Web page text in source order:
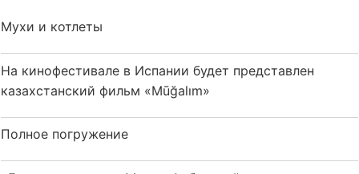
Мухи и котлеты
На кинофестивале в Испании будет представлен
казахстанский фильм «Mūğalım»
Полное погружение